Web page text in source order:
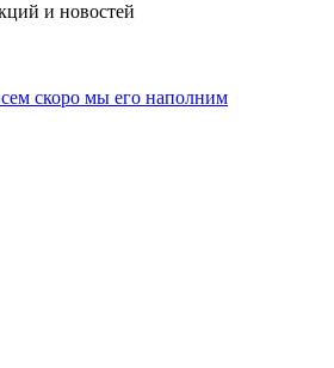
и новостей
скоро мы его наполним